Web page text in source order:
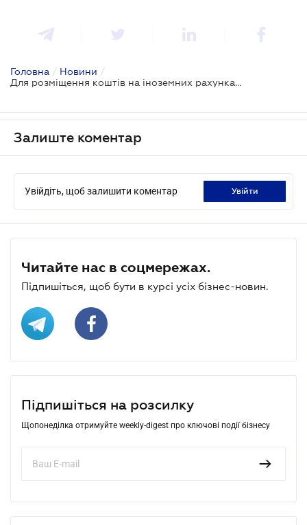
Головна / Новини /
Для розміщення коштів на іноземних рахунках потрібно повідомити структуру власності і кінцевих бенефіціарів
Залиште коментар
Увійдіть, щоб залишити коментар увійти
Читайте нас в соцмережах.
Підпишіться, щоб бути в курсі усіх бізнес-новин.
Підпишіться на розсилку
Щопонеділка отримуйте weekly-digest про ключові події бізнесу